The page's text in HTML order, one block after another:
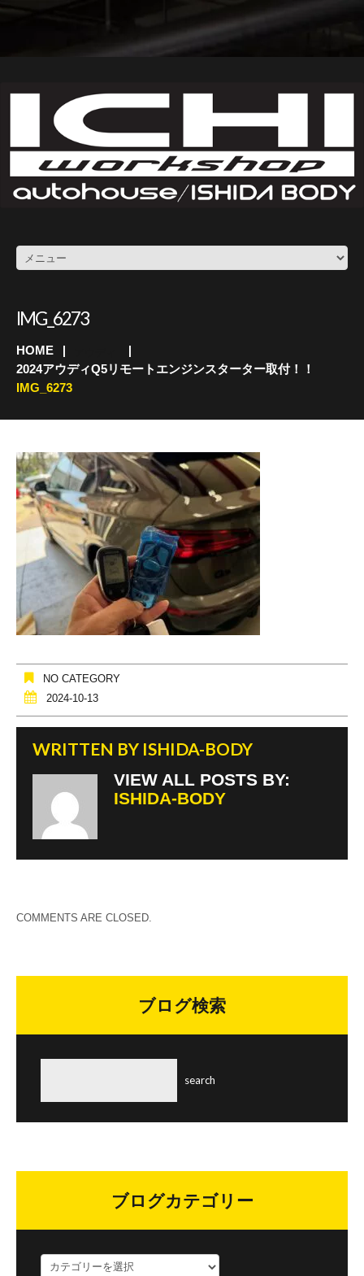
IMG_6273
HOME
2024アウディQ5リモートエンジンスターター取付！！
IMG_6273
NO CATEGORY
2024-10-13
WRITTEN BY ISHIDA-BODY
VIEW ALL POSTS BY:
ISHIDA-BODY
COMMENTS ARE CLOSED.
ブログ検索
ブログカテゴリー